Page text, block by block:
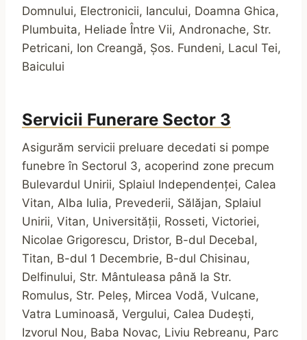
Domnului, Electronicii, Iancului, Doamna Ghica,
Plumbuita, Heliade Între Vii, Andronache, Str.
Petricani, Ion Creangă, Șos. Fundeni, Lacul Tei,
Baicului
Servicii Funerare Sector 3
Asigurăm servicii preluare decedati si pompe
funebre în Sectorul 3, acoperind zone precum
Bulevardul Unirii, Splaiul Independenței, Calea
Vitan, Alba Iulia, Prevederii, Sălăjan, Splaiul
Unirii, Vitan, Universității, Rosseti, Victoriei,
Nicolae Grigorescu, Dristor, B-dul Decebal,
Titan, B-dul 1 Decembrie, B-dul Chisinau,
Delfinului, Str. Mântuleasa până la Str.
Romulus, Str. Peleș, Mircea Vodă, Vulcane,
Vatra Luminoasă, Vergului, Calea Dudești,
Izvorul Nou, Baba Novac, Liviu Rebreanu, Parc